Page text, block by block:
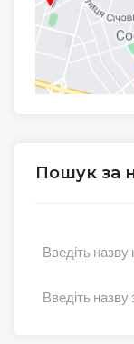
Пошук за
Введіть
Введіть